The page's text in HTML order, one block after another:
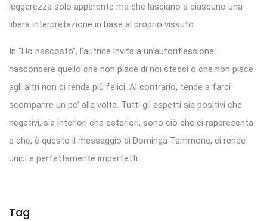
leggerezza solo apparente ma che lasciano a ciascuno una
libera interpretazione in base al proprio vissuto.
In “Ho nascosto”, l’autrice invita a un’autoriflessione:
nascondere quello che non piace di noi stessi o che non piace
agli altri non ci rende più felici. Al contrario, tende a farci
scomparire un po’ alla volta. Tutti gli aspetti sia positivi che
negativi, sia interiori che esteriori, sono ciò che ci rappresenta
e che, è questo il messaggio di Dominga Tammone, ci rende
unici e perfettamente imperfetti.
Tag